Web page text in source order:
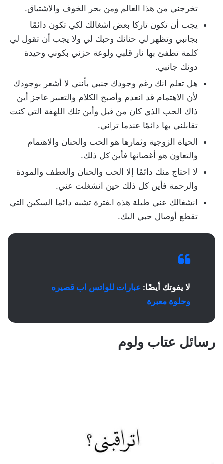
تخرجني من هذا العالم ومن بحر الخوف والاشتياق.
يجب أن تكون تاركا بعض اشغالك لكي تكون دائمًا
بجانبي وتظهر لي حنانك وحبك لي ولا يجب أن تقول لي
كلمة تطفئ بها نار قلبي ولوعة حزني بكوني وحيدة
دونك جانبي.
هل تعلم انك رغم وجودك جنبي بأنني لا أشعر بوجودك
لأن الاهتمام قد انعدم وأصبح الكلام والتعبير عاجز أين
ذاك الحب الذي كان من قبل وأين تلك اللهفة التي كنت
تقابلني بها دائمًا عندما تراني.
الحياة الزوجية وثمارها هو الحب والحنان والاهتمام
والتعاون هو أغصانها فأين كل ذلك.
لا احتاج منك دائمًا إلا الحب والحنان والعطف والمودة
والرحمة فأين كل ذلك حين انشغلت عني.
انشغالك عني طيلة هذه الفترة تشبه دائما السكين التي
تقطع أوصال حبي اليك.
لا يفوتك أيضًا: عبارات للواتس اب قصيره
وحلوة معبرة
رسائل عتاب ولوم